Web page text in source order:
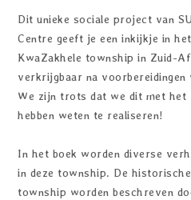
Dit unieke sociale project van
Centre geeft je een inkijkje in
KwaZakhele township in Zuid-
verkrijgbaar na voorbereidingen
We zijn trots dat we dit met het
hebben weten te realiseren!
In het boek worden diverse
in deze township. De
township worden beschreven